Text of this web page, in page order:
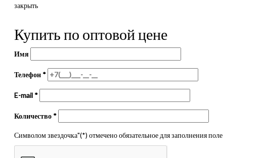
закрыть
Купить по оптовой цене
Имя
Телефон *
E-mail *
Количество *
Символом звездочка"(*) отмечено обязательное для заполнения поле